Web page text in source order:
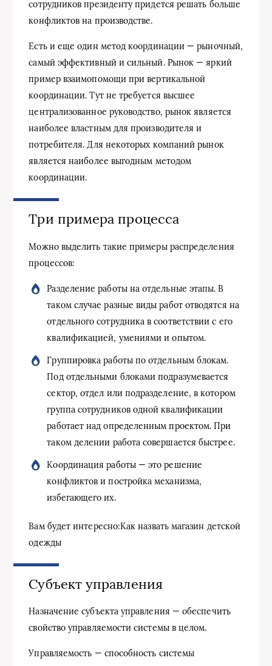
сотрудников президенту придется решать больше
конфликтов на производстве.
Есть и еще один метод координации — рыночный,
самый эффективный и сильный. Рынок — яркий
пример взаимопомощи при вертикальной
координации. Тут не требуется высшее
централизованное руководство, рынок является
наиболее властным для производителя и
потребителя. Для некоторых компаний рынок
является наиболее выгодным методом
координации.
Три примера процесса
Можно выделить такие примеры распределения
процессов:
Разделение работы на отдельные этапы. В
таком случае разные виды работ отводятся на
отдельного сотрудника в соответствии с его
квалификацией, умениями и опытом.
Группировка работы по отдельным блокам.
Под отдельными блоками подразумевается
сектор, отдел или подразделение, в котором
группа сотрудников одной квалификации
работает над определенным проектом. При
таком делении работа совершается быстрее.
Координация работы — это решение
конфликтов и постройка механизма,
избегающего их.
Вам будет интересно:Как назвать магазин детской
одежды
Субъект управления
Назначение субъекта управления — обеспечить
свойство управляемости системы в целом.
Управляемость — способность системы